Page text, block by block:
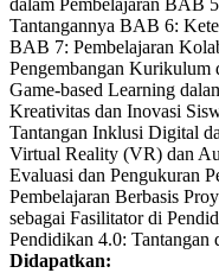
The
options
may
be
chosen
on
the
product
page
dalam Pembelajaran BAB
Tantangannya BAB 6:
BAB 7: Pembelajaran
Pengembangan
Game-based Learning
Kreativitas dan Inovasi
Tantangan Inklusi Digital
Virtual Reality (VR) dan
Evaluasi dan Pengukuran
Pembelajaran Berbasis
sebagai Fasilitator di
Pendidikan 4.0: Tantangan
Didapatkan: